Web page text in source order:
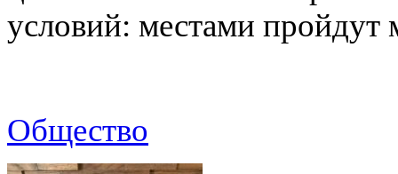
условий: местами
Общество